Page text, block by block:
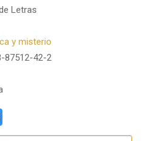
Letras
y misterio
87512-42-2